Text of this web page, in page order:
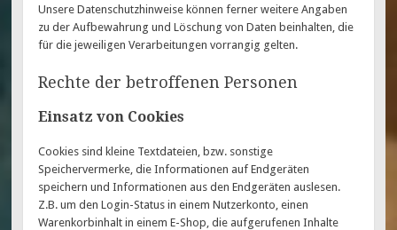
Unsere Datenschutzhinweise können ferner weitere Angaben
zu der Aufbewahrung und Löschung von Daten beinhalten, die
für die jeweiligen Verarbeitungen vorrangig gelten.
Rechte der betroffenen Personen
Einsatz von Cookies
Cookies sind kleine Textdateien, bzw. sonstige
Speichervermerke, die Informationen auf Endgeräten
speichern und Informationen aus den Endgeräten auslesen.
Z.B. um den Login-Status in einem Nutzerkonto, einen
Warenkorbinhalt in einem E-Shop, die aufgerufenen Inhalte